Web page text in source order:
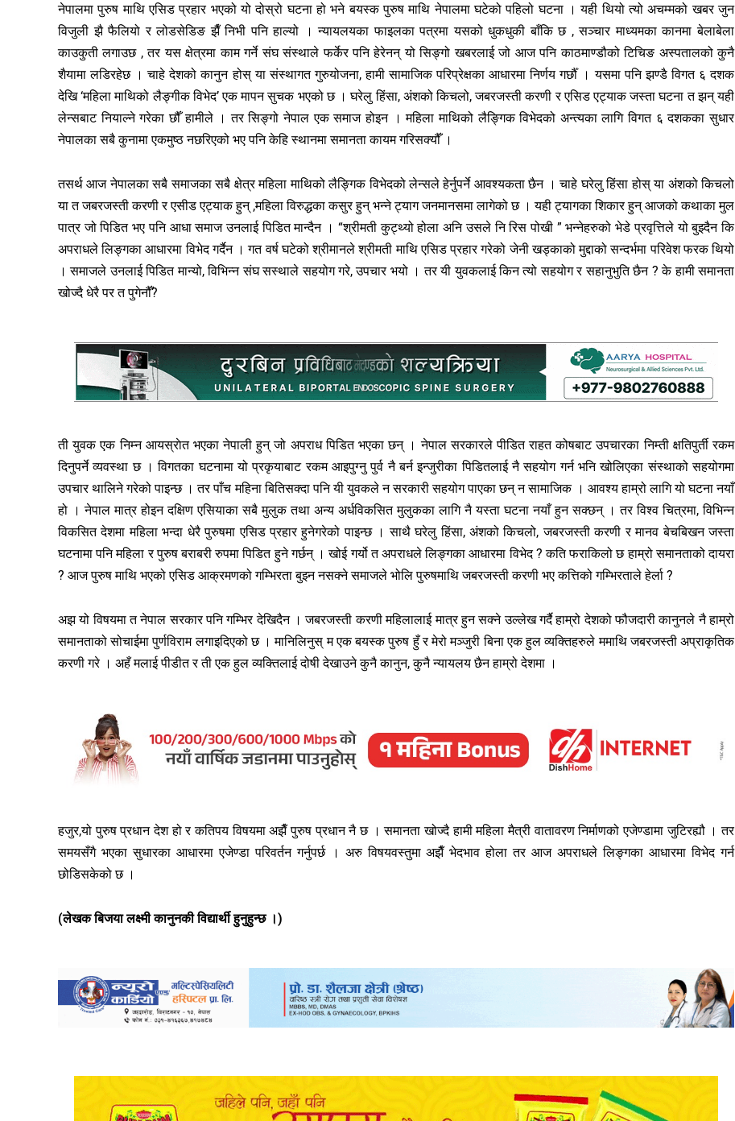
नेपालमा पुरुष माथि एसिड प्रहार भएको यो दोस्रो घटना हो भने बयस्क पुरुष माथि नेपालमा घटेको पहिलो घटना । यही थियो त्यो अचम्मको खबर जुन
विजुली झै फैलियो र लोडसेडिङ झैँ निभी पनि हाल्यो । न्यायलयका फाइलका पत्रमा यसको धुकधुकी बाँकि छ , सञ्चार माध्यमका कानमा बेलाबेला
काउकुती लगाउछ , तर यस क्षेत्रमा काम गर्ने संघ संस्थाले फर्केर पनि हेरेनन् यो सिङ्गो खबरलाई जो आज पनि काठमाण्डौको टिचिङ अस्पतालको कुनै
शैयामा लडिरहेछ । चाहे देशको कानुन होस् या संस्थागत गुरुयोजना, हामी सामाजिक परिप्रेक्षका आधारमा निर्णय गर्छौँ । यसमा पनि झण्डै विगत ६ दशक
देखि ‘महिला माथिको लैङ्गीक विभेद’ एक मापन सुचक भएको छ । घरेलु हिंसा, अंशको किचलो, जबरजस्ती करणी र एसिड एट्याक जस्ता घटना त झन् यही
लेन्सबाट नियाल्ने गरेका छौँ हामीले । तर सिङ्गो नेपाल एक समाज होइन । महिला माथिको लैङ्गिक विभेदको अन्त्यका लागि विगत ६ दशकका सुधार
नेपालका सबै कुनामा एकमुष्ठ नछरिएको भए पनि केहि स्थानमा समानता कायम गरिसक्यौँ ।
तसर्थ आज नेपालका सबै समाजका सबै क्षेत्र महिला माथिको लैङ्गिक विभेदको लेन्सले हेर्नुपर्ने आवश्यकता छैन । चाहे घरेलु हिंसा होस् या अंशको किचलो
या त जबरजस्ती करणी र एसीड एट्याक हुन् ,महिला विरुद्धका कसुर हुन् भन्ने ट्याग जनमानसमा लागेको छ । यही ट्यागका शिकार हुन् आजको कथाका मुल
पात्र जो पिडित भए पनि आधा समाज उनलाई पिडित मान्दैन । “श्रीमती कुट्थ्यो होला अनि उसले नि रिस पोखी ” भन्नेहरुको भेडे प्रवृत्तिले यो बुझ्दैन कि
अपराधले लिङ्गका आधारमा विभेद गर्दैन । गत वर्ष घटेको श्रीमानले श्रीमती माथि एसिड प्रहार गरेको जेनी खड्काको मुद्दाको सन्दर्भमा परिवेश फरक थियो
। समाजले उनलाई पिडित मान्यो, विभिन्न संघ सस्थाले सहयोग गरे, उपचार भयो । तर यी युवकलाई किन त्यो सहयोग र सहानुभुति छैन ? के हामी समानता
खोज्दै धेरै पर त पुगेनौँ?
ती युवक एक निम्न आयस्राेत भएका नेपाली हुन् जो अपराध पिडित भएका छन् । नेपाल सरकारले पीडित राहत कोषबाट उपचारका निम्ती क्षतिपुर्ती रकम
दिनुपर्ने व्यवस्था छ । विगतका घटनामा यो प्रकृयाबाट रकम आइपुग्नु पुर्व नै बर्न इन्जुरीका पिडितलाई नै सहयोग गर्न भनि खोलिएका संस्थाको सहयोगमा
उपचार थालिने गरेको पाइन्छ । तर पाँच महिना बितिसक्दा पनि यी युवकले न सरकारी सहयोग पाएका छन् न सामाजिक । आवश्य हाम्रो लागि यो घटना नयाँ
हो । नेपाल मात्र होइन दक्षिण एसियाका सबै मुलुक तथा अन्य अर्धविकसित मुलुकका लागि नै यस्ता घटना नयाँ हुन सक्छन् । तर विश्व चित्रमा, विभिन्न
विकसित देशमा महिला भन्दा धेरै पुरुषमा एसिड प्रहार हुनेगरेको पाइन्छ । साथै घरेलु हिंसा, अंशको किचलो, जबरजस्ती करणी र मानव बेचबिखन जस्ता
घटनामा पनि महिला र पुरुष बराबरी रुपमा पिडित हुने गर्छन् । खोई गर्यो त अपराधले लिङ्गका आधारमा विभेद ? कति फराकिलो छ हाम्रो समानताको दायरा
? आज पुरुष माथि भएको एसिड आक्रमणको गम्भिरता बुझ्न नसक्ने समाजले भोलि पुरुषमाथि जबरजस्ती करणी भए कत्तिको गम्भिरताले हेर्ला ?
अझ यो विषयमा त नेपाल सरकार पनि गम्भिर देखिदैन । जबरजस्ती करणी महिलालाई मात्र हुन सक्ने उल्लेख गर्दै हाम्रो देशको फौजदारी कानुनले नै हाम्रो
समानताको सोचाईमा पुर्णविराम लगाइदिएको छ । मानिलिनुस् म एक बयस्क पुरुष हुँ र मेरो मञ्जुरी बिना एक हुल व्यक्तिहरुले ममाथि जबरजस्ती अप्राकृतिक
करणी गरे । अहँ मलाई पीडीत र ती एक हुल व्यक्तिलाई दोषी देखाउने कुनै कानुन, कुनै न्यायलय छैन हाम्रो देशमा ।
हजुर,यो पुरुष प्रधान देश हो र कतिपय विषयमा अझैँ पुरुष प्रधान नै छ । समानता खोज्दै हामी महिला मैत्री वातावरण निर्माणको एजेण्डामा जुटिरह्यौ । तर
समयसँगै भएका सुधारका आधारमा एजेण्डा परिवर्तन गर्नुपर्छ । अरु विषयवस्तुमा अझैँ भेदभाव होला तर आज अपराधले लिङ्गका आधारमा विभेद गर्न
छोडिसकेको छ ।
(लेखक बिजया लक्ष्मी कानुनकी विद्यार्थी हुनुहुन्छ ।)